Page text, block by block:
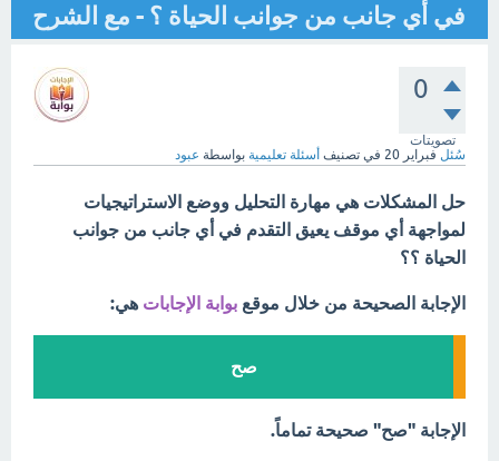
في أي جانب من جوانب الحياة ؟ - مع الشرح
0
تصويتات
سُئل فبراير 20 في تصنيف أسئلة تعليمية بواسطة عبود
حل المشكلات هي مهارة التحليل ووضع الاستراتيجيات
لمواجهة أي موقف يعيق التقدم في أي جانب من جوانب
الحياة ؟؟
الإجابة الصحيحة من خلال موقع بوابة الإجابات هي:
صح
الإجابة "صح" صحيحة تماماً.